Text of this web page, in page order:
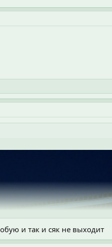
и так и сяк не выходит